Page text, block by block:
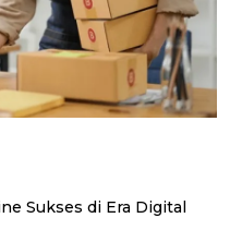
Sukses di Era Digital